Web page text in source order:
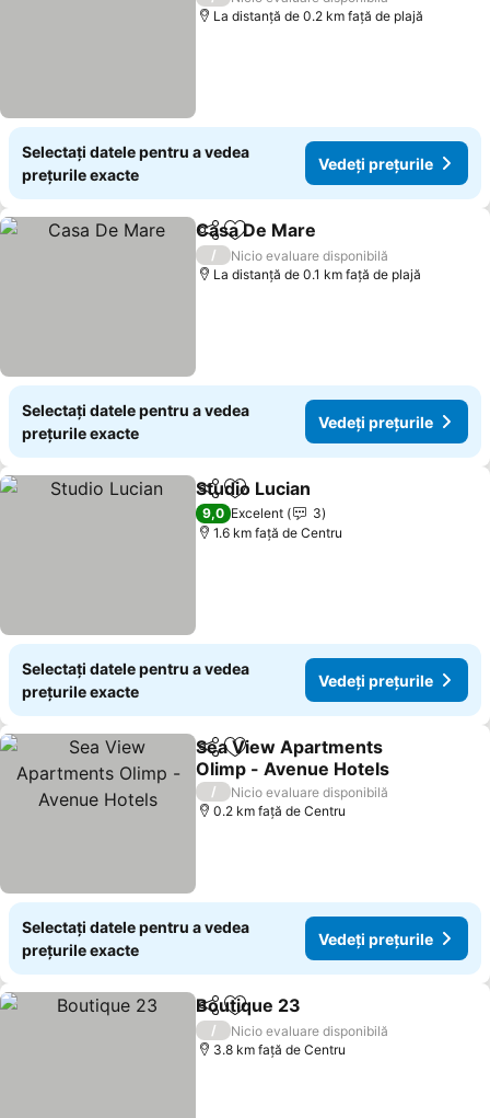
La distanță de 0.2 km față de plajă
Selectați datele pentru a vedea
prețurile exacte
Vedeți prețurile
DistribuițiAdăugaţi la favorite
Casa De Mare
/
Nicio evaluare disponibilă
La distanță de 0.1 km față de plajă
Selectați datele pentru a vedea
prețurile exacte
Vedeți prețurile
DistribuițiAdăugaţi la favorite
Studio Lucian
9,0 Excelent
3
1.6 km faţă de Centru
Selectați datele pentru a vedea
prețurile exacte
Vedeți prețurile
DistribuițiAdăugaţi la favorite
Sea View Apartments
Olimp - Avenue Hotels
/
Nicio evaluare disponibilă
0.2 km faţă de Centru
Selectați datele pentru a vedea
prețurile exacte
Vedeți prețurile
DistribuițiAdăugaţi la favorite
Boutique 23
/
Nicio evaluare disponibilă
3.8 km faţă de Centru